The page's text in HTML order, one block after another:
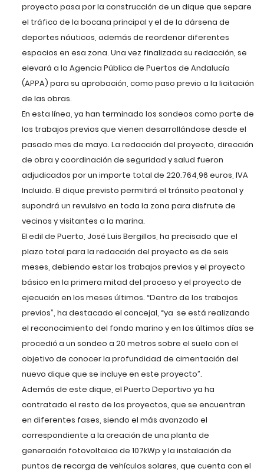
proyecto pasa por la construcción de un dique que separe
el tráfico de la bocana principal y el de la dársena de
deportes náuticos, además de reordenar diferentes
espacios en esa zona. Una vez finalizada su redacción, se
elevará a la Agencia Pública de Puertos de Andalucía
(APPA) para su aprobación, como paso previo a la licitación
de las obras.
En esta línea, ya han terminado los sondeos como parte de
los trabajos previos que vienen desarrollándose desde el
pasado mes de mayo. La redacción del proyecto, dirección
de obra y coordinación de seguridad y salud fueron
adjudicados por un importe total de 220.764,96 euros, IVA
Incluido. El dique previsto permitirá el tránsito peatonal y
supondrá un revulsivo en toda la zona para disfrute de
vecinos y visitantes a la marina.
El edil de Puerto, José Luis Bergillos, ha precisado que el
plazo total para la redacción del proyecto es de seis
meses, debiendo estar los trabajos previos y el proyecto
básico en la primera mitad del proceso y el proyecto de
ejecución en los meses últimos. “Dentro de los trabajos
previos”, ha destacado el concejal, “ya se está realizando
el reconocimiento del fondo marino y en los últimos días se
procedió a un sondeo a 20 metros sobre el suelo con el
objetivo de conocer la profundidad de cimentación del
nuevo dique que se incluye en este proyecto”.
Además de este dique, el Puerto Deportivo ya ha
contratado el resto de los proyectos, que se encuentran
en diferentes fases, siendo el más avanzado el
correspondiente a la creación de una planta de
generación fotovoltaica de 107kWp y la instalación de
puntos de recarga de vehículos solares, que cuenta con el